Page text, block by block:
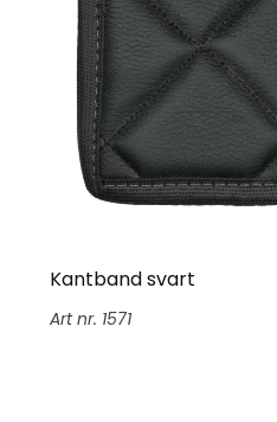
Kantband svart
1571